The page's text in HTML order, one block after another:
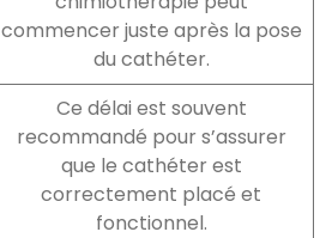
commencer juste après la pose
du cathéter.
Ce délai est souvent
recommandé pour s’assurer
que le cathéter est
correctement placé et
fonctionnel.